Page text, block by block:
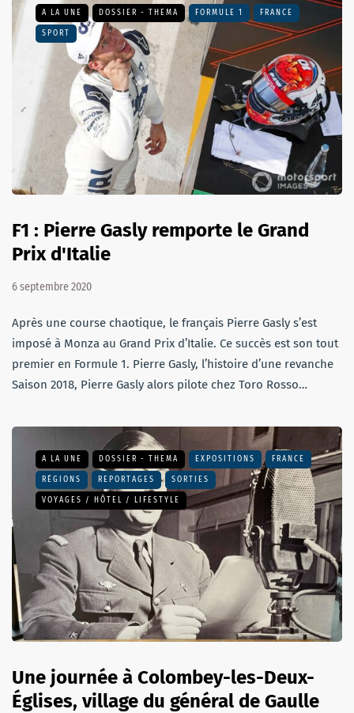
A LA UNE DOSSIER - THEMA FORMULE 1 FRANCE
SPORT
F1 : Pierre Gasly remporte le Grand
Prix d'Italie
6 septembre 2020
Après une course chaotique, le français Pierre Gasly s’est
imposé à Monza au Grand Prix d’Italie. Ce succès est son tout
premier en Formule 1. Pierre Gasly, l’histoire d’une revanche
Saison 2018, Pierre Gasly alors pilote chez Toro Rosso…
A LA UNE DOSSIER - THEMA EXPOSITIONS FRANCE
RÉGIONS REPORTAGES SORTIES
VOYAGES / HÔTEL / LIFESTYLE
Une journée à Colombey-les-Deux-
Églises, village du général de Gaulle